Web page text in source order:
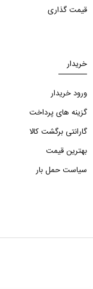
قیمت گذاری
خریدار
ورود خریدار
گزینه های پرداخت
گارانتی برگشت کالا
بهترین قیمت
سیاست حمل بار